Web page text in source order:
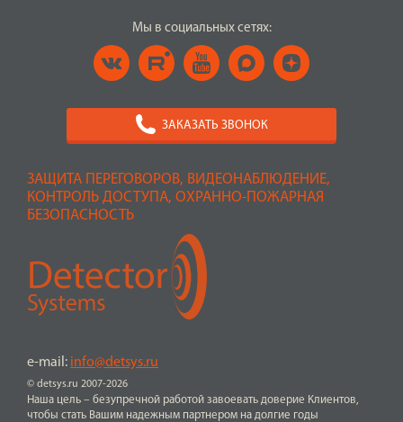
ЗАЩИТА ПЕРЕГОВОРОВ, ВИДЕОНАБЛЮДЕНИЕ,
КОНТРОЛЬ ДОСТУПА, ОХРАННО-ПОЖАРНАЯ
БЕЗОПАСНОСТЬ
© detsys.ru 2007-2026
e-mail: info@detsys.ru
Наша цель – безупречной работой завоевать доверие Клиентов,
чтобы стать Вашим надежным партнером на долгие годы
Мы в социальных сетях:
ЗАКАЗАТЬ ЗВОНОК